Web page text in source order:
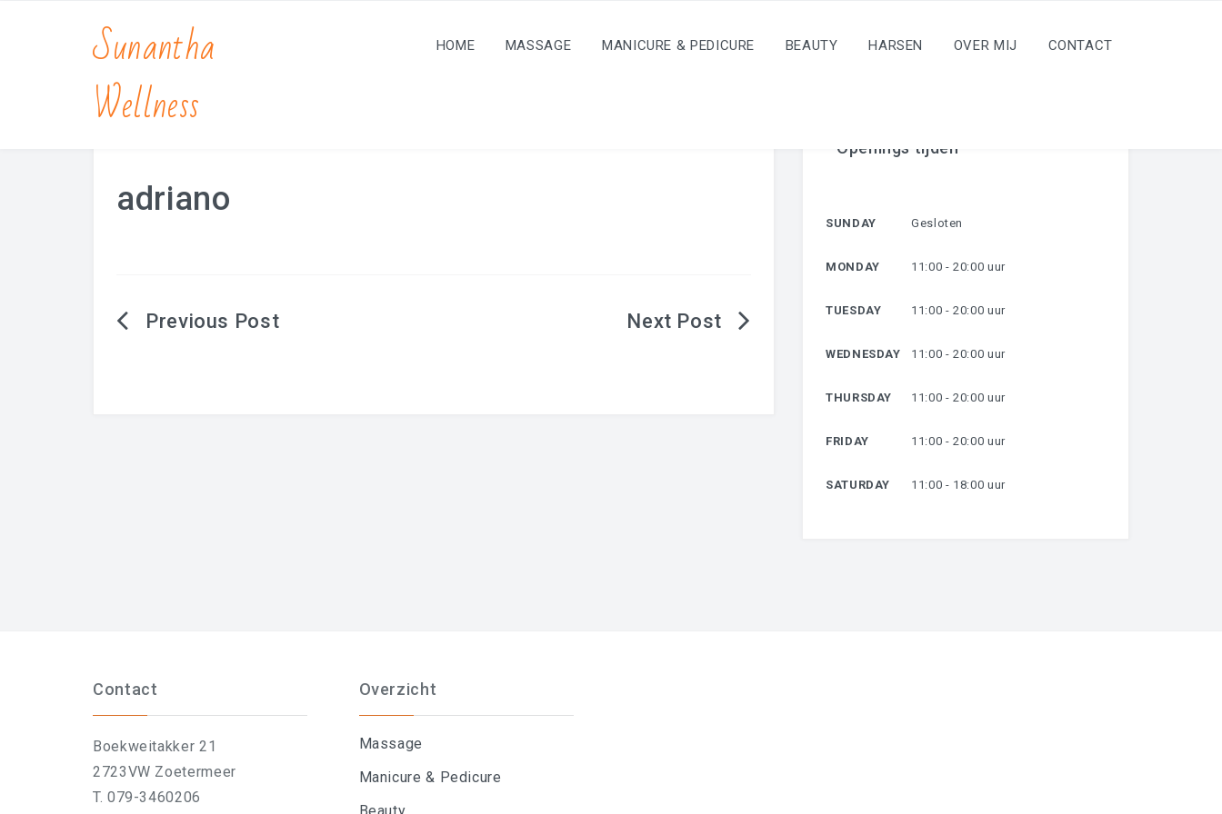
Sunantha
Wellness
HOME MASSAGE MANICURE & PEDICURE BEAUTY HARSEN OVER MIJ CONTACT
adriano
Berichtnavigatie
Openings tijden
SUNDAY Gesloten
MONDAY 11:00 - 20:00 uur
TUESDAY 11:00 - 20:00 uur
WEDNESDAY 11:00 - 20:00 uur
THURSDAY 11:00 - 20:00 uur
FRIDAY 11:00 - 20:00 uur
SATURDAY 11:00 - 18:00 uur
Contact
Boekweitakker 21
2723VW Zoetermeer
T. 079-3460206
Overzicht
Massage
Manicure & Pedicure